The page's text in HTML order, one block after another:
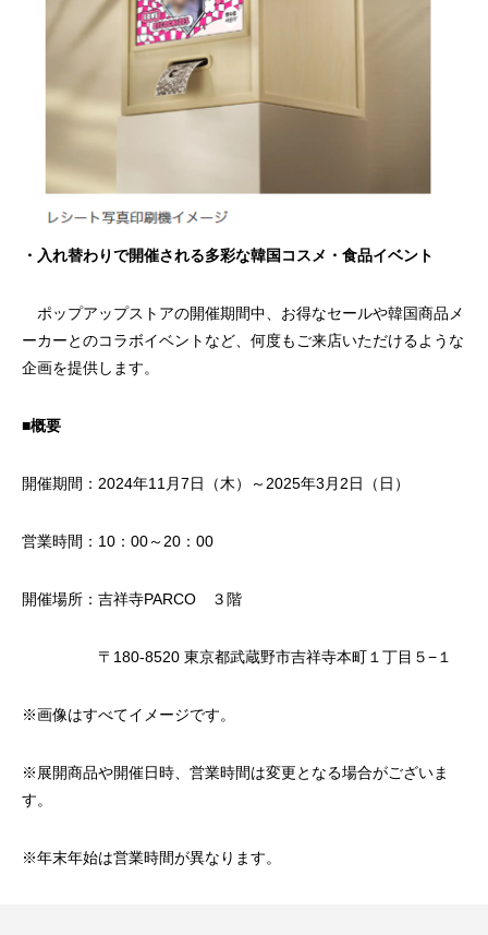
・入れ替わりで開催される多彩な韓国コスメ・食品イベント
ポップアップストアの開催期間中、お得なセールや韓国商品メ
ーカーとのコラボイベントなど、何度もご来店いただけるような
企画を提供します。
■概要
開催期間：2024年11月7日（木）～2025年3月2日（日）
営業時間：10：00～20：00
開催場所：吉祥寺PARCO ３階
〒180-8520 東京都武蔵野市吉祥寺本町１丁目５−１
※画像はすべてイメージです。
※展開商品や開催日時、営業時間は変更となる場合がございま
す。
※年末年始は営業時間が異なります。